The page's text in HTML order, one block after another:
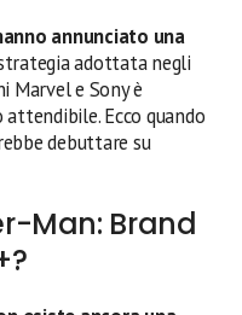
annunciato una
adottata negli
Marvel e Sony è
Ecco quando
debuttare su
Man: Brand